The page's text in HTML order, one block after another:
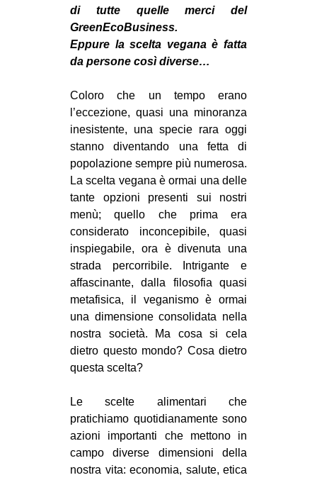
MIGRAZIONI
REPRESSIONE
CULTURE
ARTE
CINEMA
MANIFESTI
MUSICA
RECENSIONI
INTERNAZIONALE
AFRICA
AMERICHE
ESTREMO ORIENTE
MONDO
EVENTI
in
di tutte quelle merci del
GreenEcoBusiness.
Eppure la scelta vegana è fatta
da persone così diverse…
Coloro che un tempo erano
l’eccezione, quasi una minoranza
inesistente, una specie rara oggi
stanno diventando una fetta di
popolazione sempre più numerosa.
La scelta vegana è ormai una delle
tante opzioni presenti sui nostri
menù; quello che prima era
considerato inconcepibile, quasi
inspiegabile, ora è divenuta una
strada percorribile. Intrigante e
affascinante, dalla filosofia quasi
metafisica, il veganismo è ormai
una dimensione consolidata nella
nostra società. Ma cosa si cela
dietro questo mondo? Cosa dietro
questa scelta?
Le scelte alimentari che
pratichiamo quotidianamente sono
azioni importanti che mettono in
campo diverse dimensioni della
nostra vita: economia, salute, etica